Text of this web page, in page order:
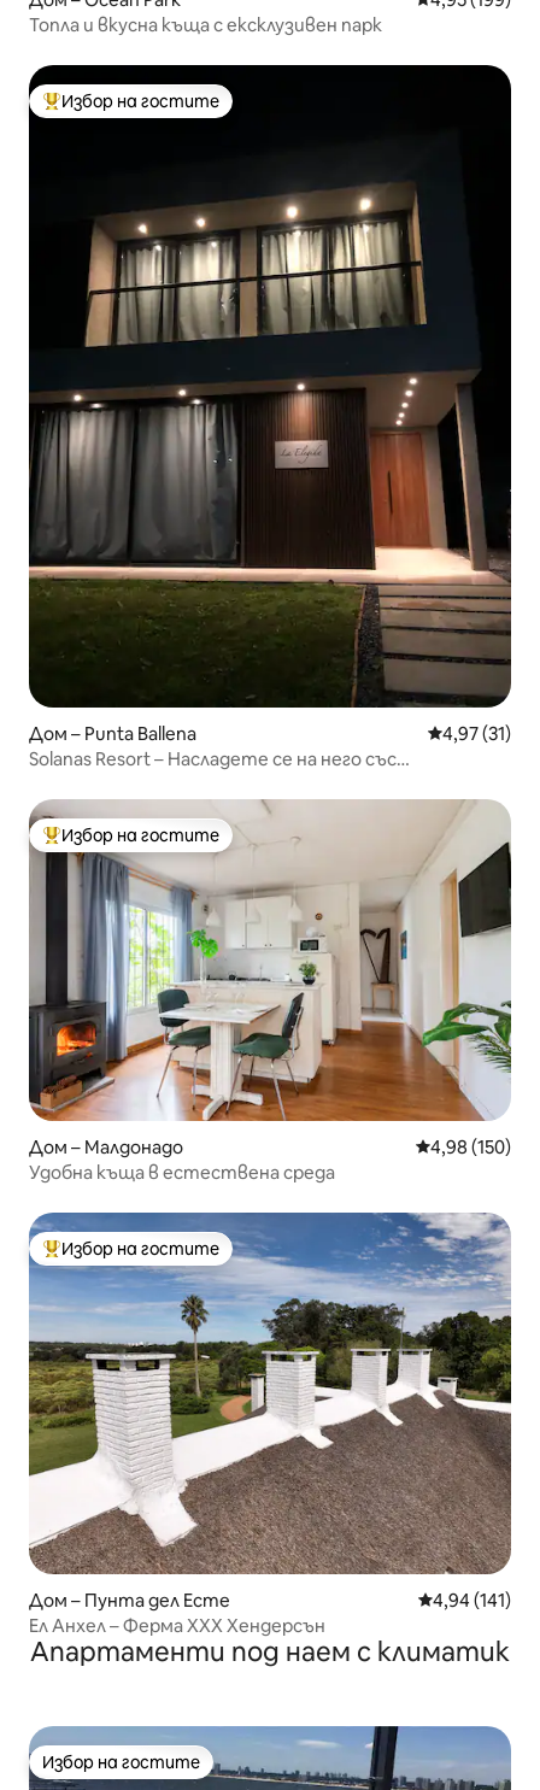
Топла и вкусна къща с ексклузивен парк
Най-популярен избор на гостите
Избор на гостите
Дом – Punta Ballena Средна
4,97 (31)
Solanas Resort – Насладете се на него със
Най-популярен избор на гостите
Избор на гостите
Дом – Малдонадо Средна
4,98 (150)
Удобна къща в естествена среда
Най-популярен избор на гостите
Избор на гостите
Дом – Пунта дел Есте Средна
4,94 (141)
Ел Анхел – Ферма ХХХ Хендерсън
Апартаменти под наем с климатик
Избор на гостите
Избор на гостите